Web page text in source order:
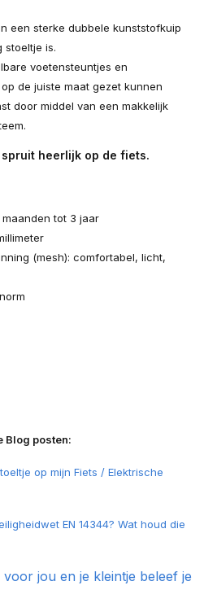
een sterke dubbele kunststofkuip
stoeltje is.
voetensteuntjes en
de juiste maat gezet kunnen
door middel van een makkelijk
heerlijk op de fiets.
tot 3 jaar
(mesh): comfortabel, licht,
Blog posten:
op mijn Fiets / Elektrische
EN 14344? Wat houd die
jou en je kleintje beleef je